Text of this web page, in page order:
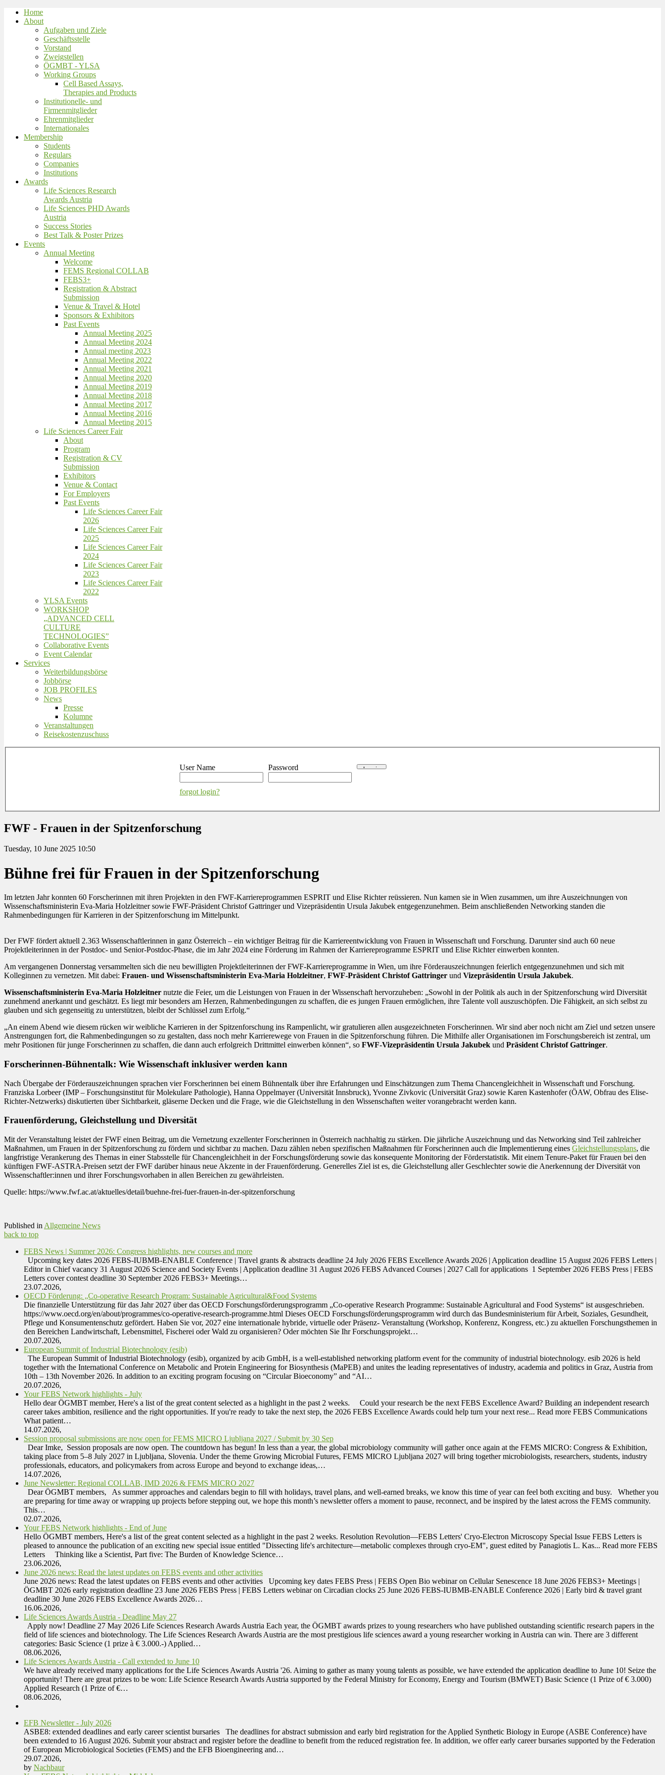
Home
About
Aufgaben und Ziele
Geschäftsstelle
Vorstand
Zweigstellen
ÖGMBT - YLSA
Working Groups
Cell Based Assays,
Therapies and Products
Institutionelle- und
Firmenmitglieder
Ehrenmitglieder
Internationales
Membership
Students
Regulars
Companies
Institutions
Awards
Life Sciences Research
Awards Austria
Life Sciences PHD Awards
Austria
Success Stories
Best Talk & Poster Prizes
Events
Annual Meeting
Welcome
FEMS Regional COLLAB
FEBS3+
Registration & Abstract
Submission
Venue & Travel & Hotel
Sponsors & Exhibitors
Past Events
Annual Meeting 2025
Annual Meeting 2024
Annual meeting 2023
Annual Meeting 2022
Annual Meeting 2021
Annual Meeting 2020
Annual Meeting 2019
Annual Meeting 2018
Annual Meeting 2017
Annual Meeting 2016
Annual Meeting 2015
Life Sciences Career Fair
About
Program
Registration & CV
Submission
Exhibitors
Venue & Contact
For Employers
Past Events
Life Sciences Career Fair
2026
Life Sciences Career Fair
2025
Life Sciences Career Fair
2024
Life Sciences Career Fair
2023
Life Sciences Career Fair
2022
YLSA Events
WORKSHOP
„ADVANCED CELL
CULTURE
TECHNOLOGIES”
Collaborative Events
Event Calendar
Services
Weiterbildungsbörse
Jobbörse
JOB PROFILES
News
Presse
Kolumne
Veranstaltungen
Reisekostenzuschuss
User Name Password
forgot login?
FWF - Frauen in der Spitzenforschung
Tuesday, 10 June 2025 10:50
Bühne frei für Frauen in der Spitzenforschung
Im letzten Jahr konnten 60 Forscherinnen mit ihren Projekten in den FWF-Karriereprogrammen ESPRIT und Elise Richter reüssieren. Nun kamen sie in Wien zusammen, um ihre Auszeichnungen von
Wissenschaftsministerin Eva-Maria Holzleitner sowie FWF-Präsident Christof Gattringer und Vizepräsidentin Ursula Jakubek entgegenzunehmen. Beim anschließenden Networking standen die
Rahmenbedingungen für Karrieren in der Spitzenforschung im Mittelpunkt.
Der FWF fördert aktuell 2.363 Wissenschaftlerinnen in ganz Österreich – ein wichtiger Beitrag für die Karriereentwicklung von Frauen in Wissenschaft und Forschung. Darunter sind auch 60 neue
Projektleiterinnen in der Postdoc- und Senior-Postdoc-Phase, die im Jahr 2024 eine Förderung im Rahmen der Karriereprogramme ESPRIT und Elise Richter einwerben konnten.
Am vergangenen Donnerstag versammelten sich die neu bewilligten Projektleiterinnen der FWF-Karriereprogramme in Wien, um ihre Förderauszeichnungen feierlich entgegenzunehmen und sich mit
Kolleginnen zu vernetzen. Mit dabei: Frauen- und Wissenschaftsministerin Eva-Maria Holzleitner, FWF-Präsident Christof Gattringer und Vizepräsidentin Ursula Jakubek.
Wissenschaftsministerin Eva-Maria Holzleitner nutzte die Feier, um die Leistungen von Frauen in der Wissenschaft hervorzuheben: „Sowohl in der Politik als auch in der Spitzenforschung wird Diversität
zunehmend anerkannt und geschätzt. Es liegt mir besonders am Herzen, Rahmenbedingungen zu schaffen, die es jungen Frauen ermöglichen, ihre Talente voll auszuschöpfen. Die Fähigkeit, an sich selbst zu
glauben und sich gegenseitig zu unterstützen, bleibt der Schlüssel zum Erfolg.“
„An einem Abend wie diesem rücken wir weibliche Karrieren in der Spitzenforschung ins Rampenlicht, wir gratulieren allen ausgezeichneten Forscherinnen. Wir sind aber noch nicht am Ziel und setzen unsere
Anstrengungen fort, die Rahmenbedingungen so zu gestalten, dass noch mehr Karrierewege von Frauen in die Spitzenforschung führen. Die Mithilfe aller Organisationen im Forschungsbereich ist zentral, um
mehr Positionen für junge Forscherinnen zu schaffen, die dann auch erfolgreich Drittmittel einwerben können“, so FWF-Vizepräsidentin Ursula Jakubek und Präsident Christof Gattringer.
Forscherinnen-Bühnentalk: Wie Wissenschaft inklusiver werden kann
Nach Übergabe der Förderauszeichnungen sprachen vier Forscherinnen bei einem Bühnentalk über ihre Erfahrungen und Einschätzungen zum Thema Chancengleichheit in Wissenschaft und Forschung.
Franziska Lorbeer (IMP – Forschungsinstitut für Molekulare Pathologie), Hanna Oppelmayer (Universität Innsbruck), Yvonne Zivkovic (Universität Graz) sowie Karen Kastenhofer (ÖAW, Obfrau des Elise-
Richter-Netzwerks) diskutierten über Sichtbarkeit, gläserne Decken und die Frage, wie die Gleichstellung in den Wissenschaften weiter vorangebracht werden kann.
Frauenförderung, Gleichstellung und Diversität
Mit der Veranstaltung leistet der FWF einen Beitrag, um die Vernetzung exzellenter Forscherinnen in Österreich nachhaltig zu stärken. Die jährliche Auszeichnung und das Networking sind Teil zahlreicher
Maßnahmen, um Frauen in der Spitzenforschung zu fördern und sichtbar zu machen. Dazu zählen neben spezifischen Maßnahmen für Forscherinnen auch die Implementierung eines Gleichstellungsplans, die
langfristige Verankerung des Themas in einer Stabsstelle für Chancengleichheit in der Forschungsförderung sowie das konsequente Monitoring der Förderstatistik. Mit einem Tenure-Paket für Frauen bei den
künftigen FWF-ASTRA-Preisen setzt der FWF darüber hinaus neue Akzente in der Frauenförderung. Generelles Ziel ist es, die Gleichstellung aller Geschlechter sowie die Anerkennung der Diversität von
Wissenschaftler:innen und ihrer Forschungsvorhaben in allen Bereichen zu gewährleisten.
Quelle: https://www.fwf.ac.at/aktuelles/detail/buehne-frei-fuer-frauen-in-der-spitzenforschung
Published in Allgemeine News
back to top
FEBS News | Summer 2026: Congress highlights, new courses and more
Upcoming key dates 2026 FEBS-IUBMB-ENABLE Conference | Travel grants & abstracts deadline 24 July 2026 FEBS Excellence Awards 2026 | Application deadline 15 August 2026 FEBS Letters |
Editor in Chief vacancy 31 August 2026 Science and Society Events | Application deadline 31 August 2026 FEBS Advanced Courses | 2027 Call for applications 1 September 2026 FEBS Press | FEBS
Letters cover contest deadline 30 September 2026 FEBS3+ Meetings…
23.07.2026,
OECD Förderung: „Co-operative Research Program: Sustainable Agricultural&Food Systems
Die finanzielle Unterstützung für das Jahr 2027 über das OECD Forschungsförderungsprogramm „Co-operative Research Programme: Sustainable Agricultural and Food Systems“ ist ausgeschrieben.
https://www.oecd.org/en/about/programmes/co-operative-research-programme.html Dieses OECD Forschungsförderungsprogramm wird durch das Bundesministerium für Arbeit, Soziales, Gesundheit,
Pflege und Konsumentenschutz gefördert. Haben Sie vor, 2027 eine internationale hybride, virtuelle oder Präsenz- Veranstaltung (Workshop, Konferenz, Kongress, etc.) zu aktuellen Forschungsthemen in
den Bereichen Landwirtschaft, Lebensmittel, Fischerei oder Wald zu organisieren? Oder möchten Sie Ihr Forschungsprojekt…
20.07.2026,
European Summit of Industrial Biotechnology (esib)
The European Summit of Industrial Biotechnology (esib), organized by acib GmbH, is a well-established networking platform event for the community of industrial biotechnology. esib 2026 is held
together with the International Conference on Metabolic and Protein Engineering for Biosynthesis (MaPEB) and unites the leading representatives of industry, academia and politics in Graz, Austria from
10th – 13th November 2026. In addition to an exciting program focusing on “Circular Bioeconomy” and “AI…
20.07.2026,
Your FEBS Network highlights - July
Hello dear ÖGMBT member, Here's a list of the great content selected as a highlight in the past 2 weeks. Could your research be the next FEBS Excellence Award? Building an independent research
career takes ambition, resilience and the right opportunities. If you're ready to take the next step, the 2026 FEBS Excellence Awards could help turn your next rese... Read more FEBS Communications
What patient…
14.07.2026,
Session proposal submissions are now open for FEMS MICRO Ljubljana 2027 / Submit by 30 Sep
Dear Imke, Session proposals are now open. The countdown has begun! In less than a year, the global microbiology community will gather once again at the FEMS MICRO: Congress & Exhibition,
taking place from 5–8 July 2027 in Ljubljana, Slovenia. Under the theme Growing Microbial Futures, FEMS MICRO Ljubljana 2027 will bring together microbiologists, researchers, students, industry
professionals, educators, and policymakers from across Europe and beyond to exchange ideas,…
14.07.2026,
June Newsletter: Regional COLLAB, IMD 2026 & FEMS MICRO 2027
Dear ÖGMBT members, As summer approaches and calendars begin to fill with holidays, travel plans, and well-earned breaks, we know this time of year can feel both exciting and busy. Whether you
are preparing for time away or wrapping up projects before stepping out, we hope this month’s newsletter offers a moment to pause, reconnect, and be inspired by the latest across the FEMS community.
This…
02.07.2026,
Your FEBS Network highlights - End of June
Hello ÖGMBT members, Here's a list of the great content selected as a highlight in the past 2 weeks. Resolution Revolution—FEBS Letters' Cryo-Electron Microscopy Special Issue FEBS Letters is
pleased to announce the publication of an exciting new special issue entitled "Dissecting life's architecture—metabolic complexes through cryo-EM", guest edited by Panagiotis L. Kas... Read more FEBS
Letters Thinking like a Scientist, Part five: The Burden of Knowledge Science…
23.06.2026,
June 2026 news: Read the latest updates on FEBS events and other activities
June 2026 news: Read the latest updates on FEBS events and other activities Upcoming key dates FEBS Press | FEBS Open Bio webinar on Cellular Senescence 18 June 2026 FEBS3+ Meetings |
ÖGMBT 2026 early registration deadline 23 June 2026 FEBS Press | FEBS Letters webinar on Circadian clocks 25 June 2026 FEBS-IUBMB-ENABLE Conference 2026 | Early bird & travel grant
deadline 30 June 2026 FEBS Excellence Awards 2026…
16.06.2026,
Life Sciences Awards Austria - Deadline May 27
Apply now! Deadline 27 May 2026 Life Sciences Research Awards Austria Each year, the ÖGMBT awards prizes to young researchers who have published outstanding scientific research papers in the
field of life sciences and biotechnology. The Life Sciences Research Awards Austria are the most prestigious life sciences award a young researcher working in Austria can win. There are 3 different
categories: Basic Science (1 prize à € 3.000.-) Applied…
08.06.2026,
Life Sciences Awards Austria - Call extended to June 10
We have already received many applications for the Life Sciences Awards Austria '26. Aiming to gather as many young talents as possible, we have extended the application deadline to June 10! Seize the
opportunity! There are great prizes to be won: Life Science Research Awards Austria supported by the Federal Ministry for Economy, Energy and Tourism (BMWET) Basic Science (1 Prize of € 3.000)
Applied Research (1 Prize of €…
08.06.2026,
EFB Newsletter - July 2026
ASBE8: extended deadlines and early career scientist bursaries The deadlines for abstract submission and early bird registration for the Applied Synthetic Biology in Europe (ASBE Conference) have
been extended to 16 August 2026. Submit your abstract and register before the deadline to benefit from the reduced registration fee. In addition, we offer early career bursaries supported by the Federation
of European Microbiological Societies (FEMS) and the EFB Bioengineering and…
29.07.2026,
by Nachbaur